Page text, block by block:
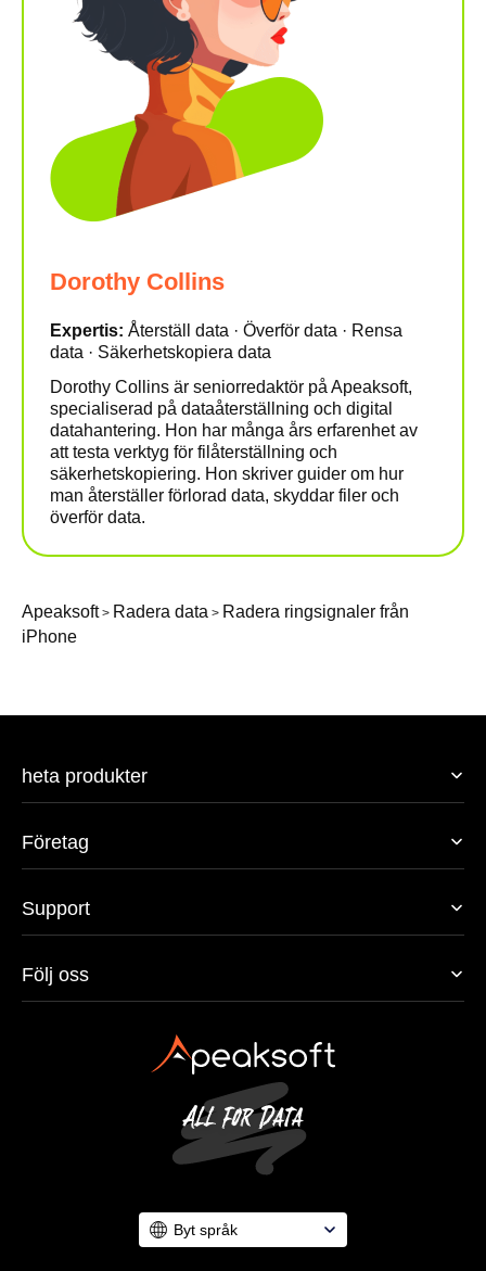
Dorothy Collins
Expertis: Återställ data · Överför data · Rensa
data · Säkerhetskopiera data
Dorothy Collins är seniorredaktör på Apeaksoft,
specialiserad på dataåterställning och digital
datahantering. Hon har många års erfarenhet av
att testa verktyg för filåterställning och
säkerhetskopiering. Hon skriver guider om hur
man återställer förlorad data, skyddar filer och
överför data.
Apeaksoft> Radera data > Radera ringsignaler från
iPhone
heta produkter
Företag
Support
Följ oss
Byt språk